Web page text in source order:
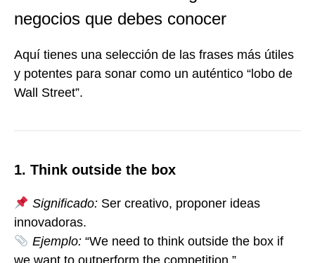
negocios que debes conocer
Aquí tienes una selección de las frases más útiles
y potentes para sonar como un auténtico “lobo de
Wall Street”.
1. Think outside the box
Significado:Ser creativo, proponer ideas
innovadoras.
Ejemplo:“We need to think outside the box if
we want to outperform the competition.”